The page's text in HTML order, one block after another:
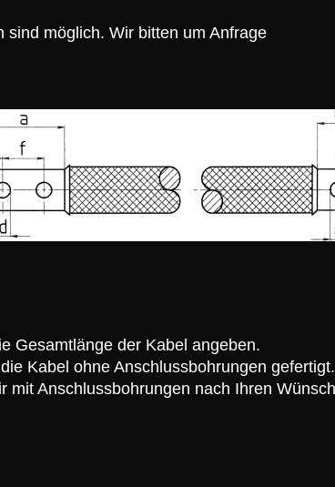
sind möglich. Wir bitten um Anfrage
Gesamtlänge der Kabel angeben.
Kabel ohne Anschlussbohrungen gefertigt.
mit Anschlussbohrungen nach Ihren